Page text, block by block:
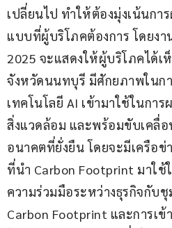
เปลี่ยนไป ทำให้ต้องมุ่งเน้นกา
แบบที่ผู้บริโภคต้องการ โดยงา
2025 จะแสดงให้ผู้บริโภคได้เ
จังหวัดนนทบุรี มีศักยภาพในก
เทคโนโลยี AI เข้ามาใช้ในกา
สิ่งแวดล้อม และพร้อมขับเคลื่
อนาคตที่ยั่งยืน โดยจะมีเครือข่
ที่นำ Carbon Footprint มาใ
ความร่วมมือระหว่างธุรกิจกับ
Carbon Footprint และการเ